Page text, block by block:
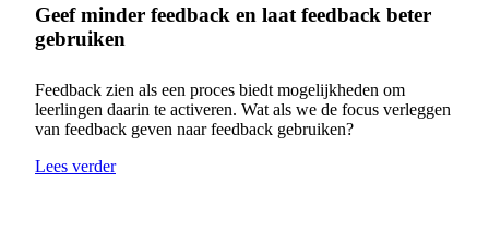
Geef minder feedback en laat feedback beter
gebruiken
Feedback zien als een proces biedt mogelijkheden om
leerlingen daarin te activeren. Wat als we de focus verleggen
van feedback geven naar feedback gebruiken?
Lees verder